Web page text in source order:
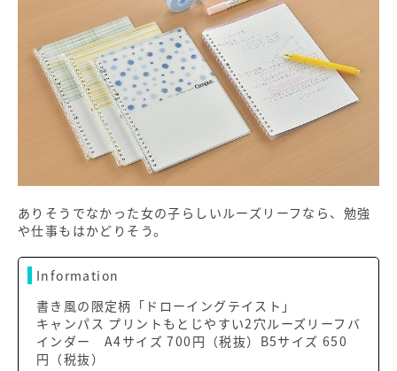
ありそうでなかった女の子らしいルーズリーフなら、勉強
や仕事もはかどりそう。
Information
書き風の限定柄「ドローイングテイスト」
キャンパス プリントもとじやすい2穴ルーズリーフバ
インダー A4サイズ 700円（税抜）B5サイズ 650
円（税抜）